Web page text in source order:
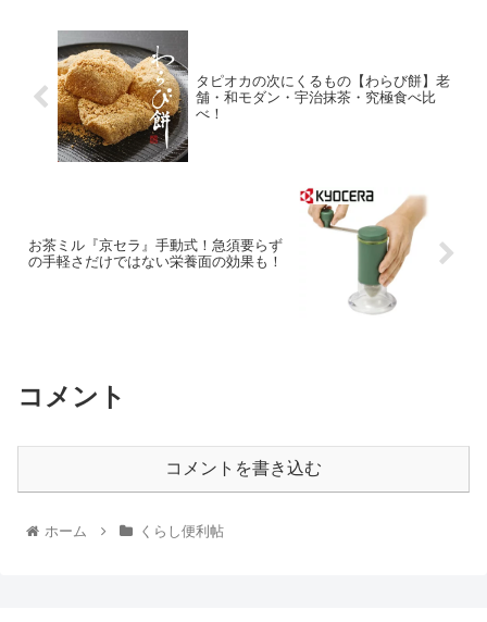
タピオカの次にくるもの【わらび餅】老
舗・和モダン・宇治抹茶・究極食べ比
べ！
お茶ミル『京セラ』手動式！急須要らず
の手軽さだけではない栄養面の効果も！
コメント
コメントを書き込む
ホーム くらし便利帖